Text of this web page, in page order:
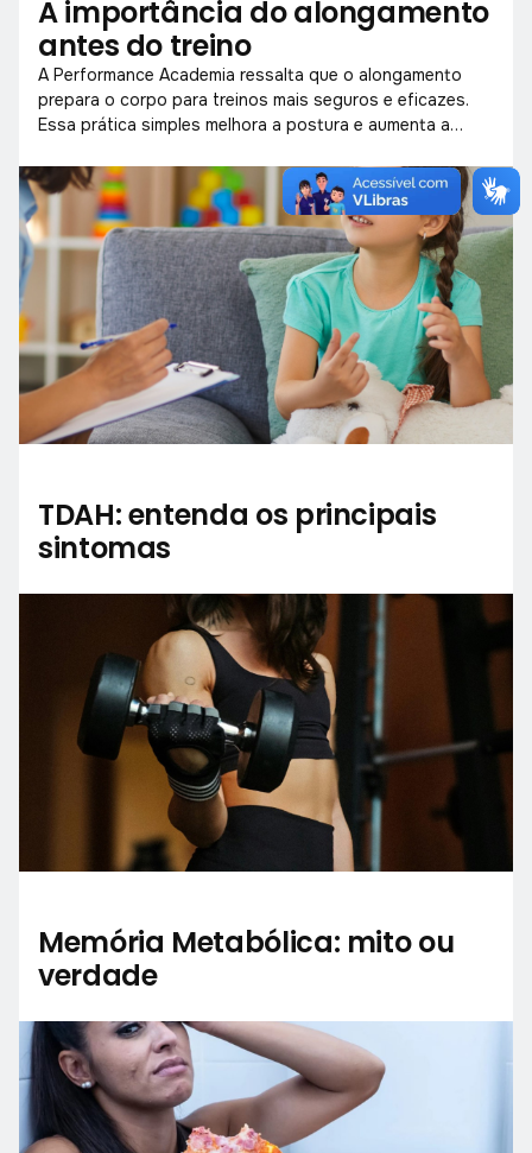
A importância do alongamento
antes do treino
A Performance Academia ressalta que o alongamento
prepara o corpo para treinos mais seguros e eficazes.
Essa prática simples melhora a postura e aumenta a
TDAH: entenda os principais
sintomas
Memória Metabólica: mito ou
verdade